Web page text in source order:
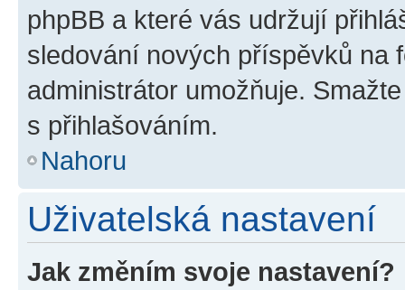
phpBB a které vás udržují
sledování nových příspěvků na
administrátor umožňuje.
s přihlašováním.
Nahoru
Uživatelská nastavení
Jak změním svoje nastavení?